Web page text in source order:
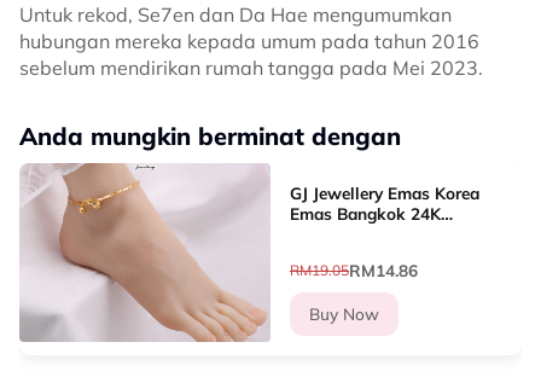
Untuk rekod, Se7en dan Da Hae mengumumkan
hubungan mereka kepada umum pada tahun 2016
sebelum mendirikan rumah tangga pada Mei 2023.
Anda mungkin berminat dengan
GJ Jewellery Emas Korea
Emas Bangkok 24K
(26cm-27cm) GA-8
RM19.05RM14.86
Buy Now